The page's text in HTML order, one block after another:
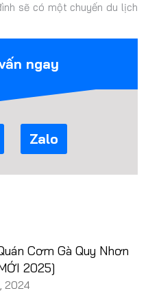
sẽ có một chuyến du lịch
ngay
Zalo
Cơm Gà Quy Nhơn
2025]
2024